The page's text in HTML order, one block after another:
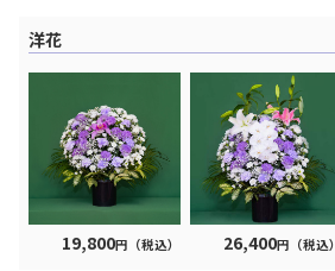
洋花
19,800円（税込） 26,400円（税込）